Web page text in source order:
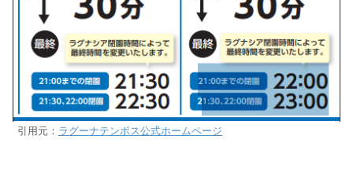
引用元： ラグーナテンボス公式ホームページ